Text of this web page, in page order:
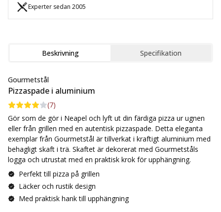
Experter sedan 2005
Beskrivning Specifikation
Gourmetstål
Pizzaspade i aluminium
(7)
Gör som de gör i Neapel och lyft ut din färdiga pizza ur ugnen
eller från grillen med en autentisk pizzaspade. Detta eleganta
exemplar från Gourmetstål är tillverkat i kraftigt aluminium med
behagligt skaft i trä. Skaftet är dekorerat med Gourmetståls
logga och utrustat med en praktisk krok för upphängning.
Perfekt till pizza på grillen
Läcker och rustik design
Med praktisk hank till upphängning